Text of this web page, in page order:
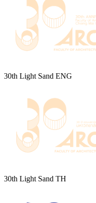
30th Light Sand ENG
30th Light Sand TH